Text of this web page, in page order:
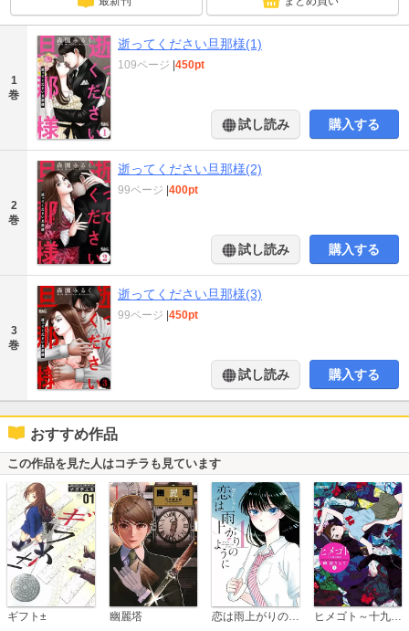
1
巻
逝ってください旦那様(1)
109ページ |450pt
試し読み 購入する
2
巻
逝ってください旦那様(2)
99ページ |400pt
試し読み 購入する
3
巻
逝ってください旦那様(3)
99ページ |450pt
試し読み 購入する
おすすめ作品
この作品を見た人はコチラも見ています
ギフト± 幽麗塔 ヒメゴト～十九歳の制服～